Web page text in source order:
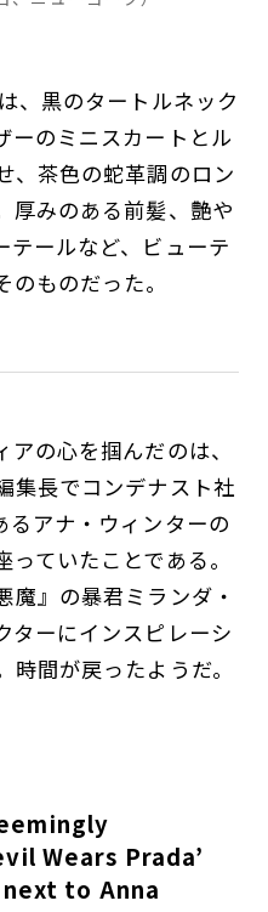
、黒のタートルネック
ーのミニスカートとル
、茶色の蛇革調のロン
厚みのある前髪、艶や
テールなど、ビューテ
ものだった。
の心を掴んだのは、
集長でコンデナスト社
るアナ・ウィンターの
ていたことである。
魔』の暴君ミランダ・
ターにインスピレーシ
間が戻ったようだ。
Wears Prada’
to Anna